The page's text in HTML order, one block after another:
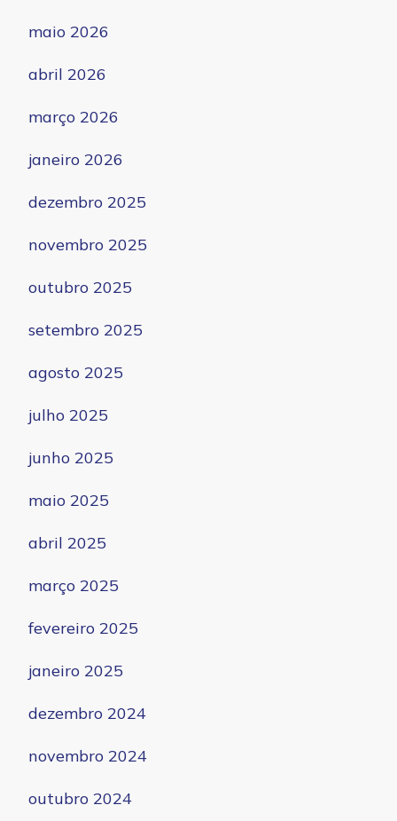
maio 2026
abril 2026
março 2026
janeiro 2026
dezembro 2025
novembro 2025
outubro 2025
setembro 2025
agosto 2025
julho 2025
junho 2025
maio 2025
abril 2025
março 2025
fevereiro 2025
janeiro 2025
dezembro 2024
novembro 2024
outubro 2024